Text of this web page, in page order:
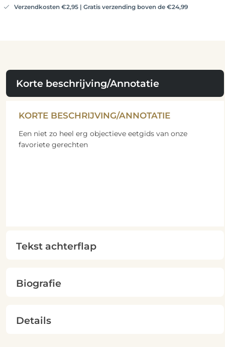
Verzendkosten €2,95 | Gratis verzending boven de €24,99
Korte beschrijving/Annotatie
KORTE BESCHRIJVING/ANNOTATIE
Een niet zo heel erg objectieve eetgids van onze
favoriete gerechten
Tekst achterflap
Biografie
Details